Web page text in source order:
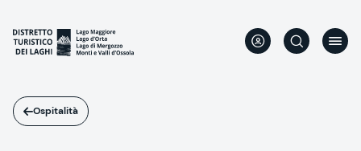
contenuto
principale
Ospitalità